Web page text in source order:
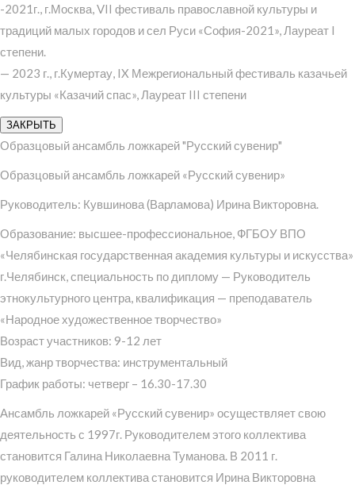
-2021г., г.Москва, VII фестиваль православной культуры и
традиций малых городов и сел Руси «София-2021», Лауреат I
степени.
— 2023 г., г.Кумертау, IX Межрегиональный фестиваль казачьей
культуры «Казачий спас», Лауреат III степени
ЗАКРЫТЬ
Образцовый ансамбль ложкарей "Русский сувенир"
Образцовый ансамбль ложкарей «Русский сувенир»
Руководитель: Кувшинова (Варламова) Ирина Викторовна.
Образование: высшее-профессиональное, ФГБОУ ВПО
«Челябинская государственная академия культуры и искусства»
г.Челябинск, специальность по диплому — Руководитель
этнокультурного центра, квалификация — преподаватель
«Народное художественное творчество»
Возраст участников: 9-12 лет
Вид, жанр творчества: инструментальный
График работы: четверг – 16.30-17.30
Ансамбль ложкарей «Русский сувенир» осуществляет свою
деятельность с 1997г. Руководителем этого коллектива
становится Галина Николаевна Туманова. В 2011 г.
руководителем коллектива становится Ирина Викторовна